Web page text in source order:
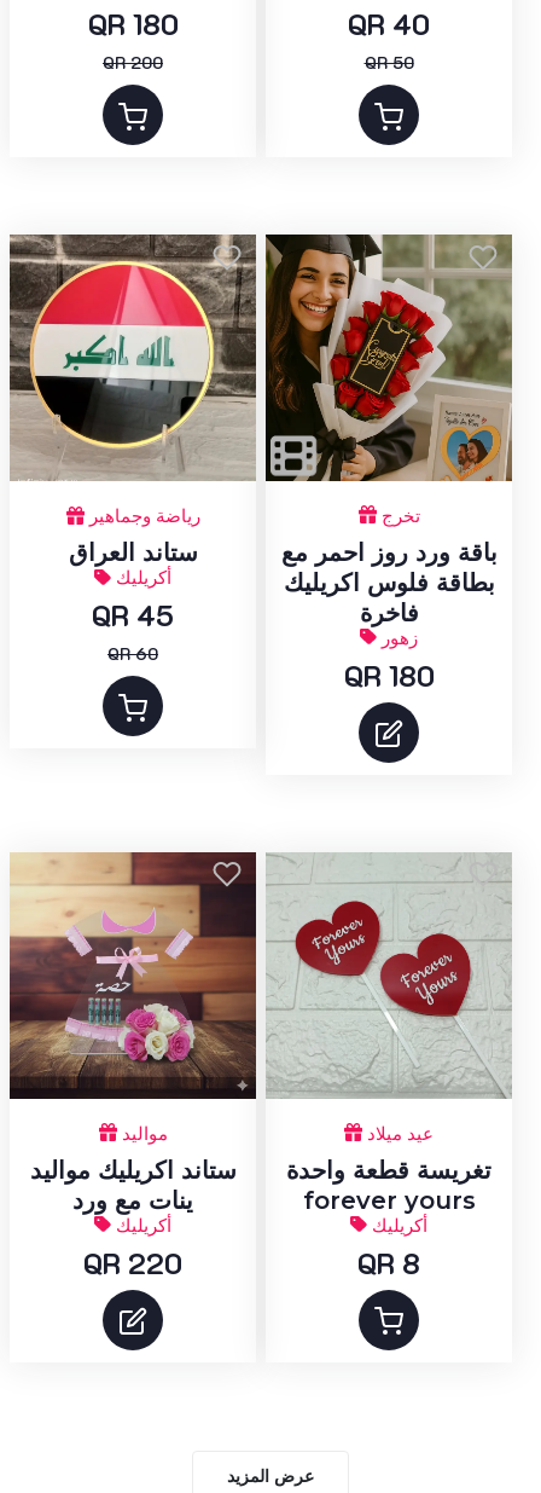
QR 180
QR 200
QR 40
QR 50
رياضة وجماهير
ستاند العراق
أكريليك
QR 45
QR 60
تخرج
باقة ورد روز احمر مع
بطاقة فلوس اكريليك
فاخرة
زهور
QR 180
مواليد
ستاند اكريليك مواليد
ينات مع ورد
أكريليك
QR 220
عيد ميلاد
تغريسة قطعة واحدة
forever yours
أكريليك
QR 8
عرض المزيد